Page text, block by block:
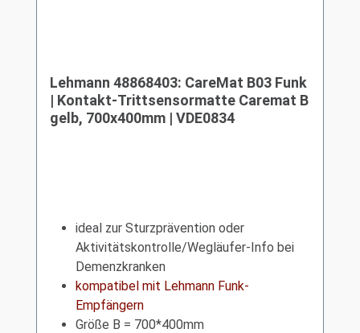
Lehmann 48868403: CareMat B03 Funk
| Kontakt-Trittsensormatte Caremat B
gelb, 700x400mm | VDE0834
ideal zur Sturzprävention oder
Aktivitätskontrolle/Wegläufer-Info bei
Demenzkranken
kompatibel mit Lehmann Funk-
Empfängern
Größe B = 700*400mm